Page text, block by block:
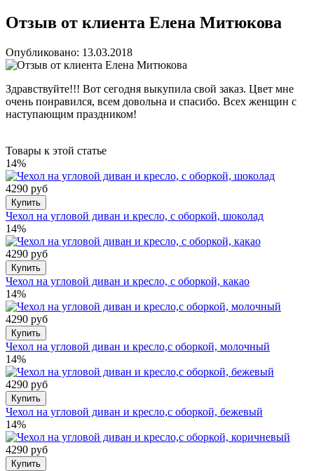
Отзыв от клиента Елена Митюкова
Опубликовано: 13.03.2018
Здравствуйте!!! Вот сегодня выкупила свой заказ. Цвет мне
очень понравился, всем довольна и спасибо. Всех женщин с
наступающим праздником!
Товары к этой статье
14%
4290 руб
Купить
Чехол на угловой диван и кресло, с оборкой, шоколад
14%
4290 руб
Купить
Чехол на угловой диван и кресло, с оборкой, какао
14%
4290 руб
Купить
Чехол на угловой диван и кресло,с оборкой, молочный
14%
4290 руб
Купить
Чехол на угловой диван и кресло,с оборкой, бежевый
14%
4290 руб
Купить